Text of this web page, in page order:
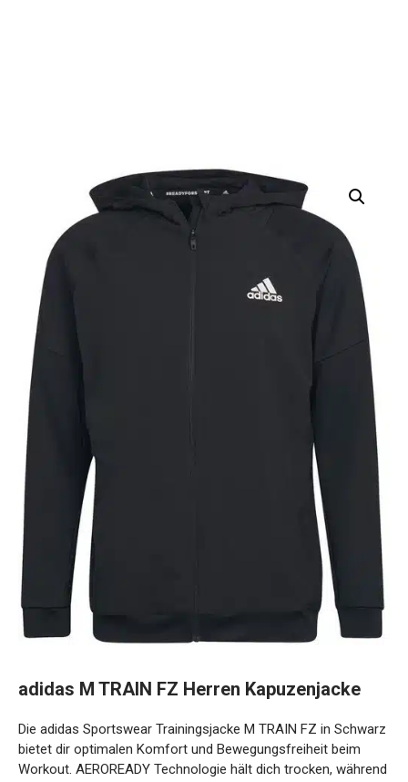
Schwarz bietet dir optimalen Komfort und
Bewegungsfreiheit beim Workout. AEROREADY Technologie
hält dich trocken, während praktische